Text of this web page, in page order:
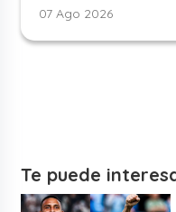
07 Ago 2026
Te puede